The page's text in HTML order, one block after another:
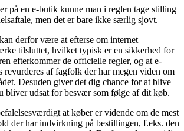
på en e-butik kunne man i reglen tage stilling
men det er bare ikke særlig sjovt.
derfor være at efterse om internet
tilsluttet, hvilket typisk er en sikkerhed for
efterkommer de officielle regler, og at e-
revurderes af fagfolk der har megen viden om
Desuden giver det dig chance for at blive
bliver udsat for besvær som følge af dit køb.
at køber er vidende om de mest
der har indvirkning på bestillingen, f.eks. den